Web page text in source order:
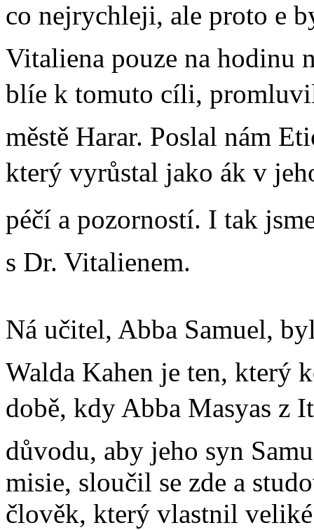
co nejrychleji, ale proto e
Vitaliena pouze na hodinu
blíe k tomuto cíli,
městě Harar. Poslal nám
který vyrůstal jako ák v
péčí a pozorností. I tak
s Dr. Vitalienem.
Ná učitel, Abba Samuel,
Walda Kahen je ten, který
době, kdy Abba Masyas z
důvodu, aby jeho syn
misie, sloučil se zde a
člověk, který vlastnil